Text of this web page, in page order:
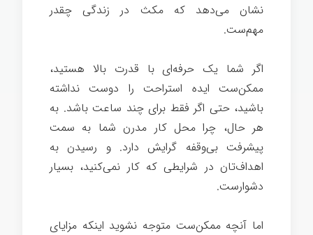
نشان می‌دهد که مکث در زندگی چقدر
مهم‌ست.
اگر شما یک حرفه‌ای با قدرت بالا هستید،
ممکن‌ست ایده استراحت را دوست نداشته
باشید، حتی اگر فقط برای چند ساعت باشد. به
هر حال، چرا محل کار مدرن شما به سمت
پیشرفت بی‌وقفه گرایش دارد. و رسیدن به
اهداف‌تان در شرایطی که کار نمی‌کنید، بسیار
دشوارست.
اما آنچه ممکن‌ست متوجه نشوید اینکه مزایای